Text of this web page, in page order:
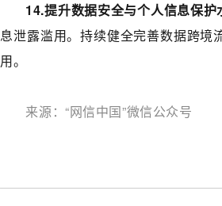
14.提升数据安全与个人信息保护
息泄露滥用。持续健全完善数据跨境
用。
来源：“网信中国”微信公众号